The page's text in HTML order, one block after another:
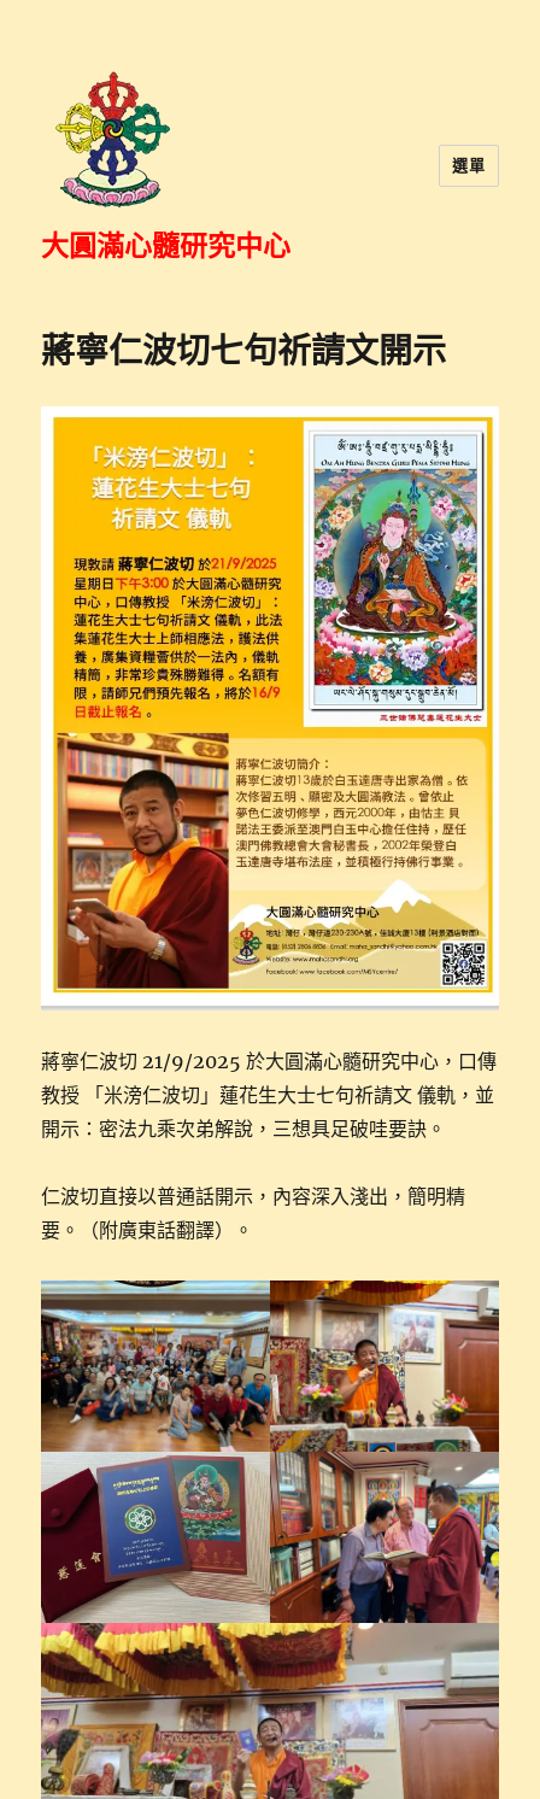
大圓滿心髓研究中心
選單
蔣寧仁波切七句祈請文開示
蔣寧仁波切 21/9/2025 於大圓滿心髓研究中心，口傳
教授 「米滂仁波切」蓮花生大士七句祈請文 儀軌，並
開示：密法九乘次弟解說，三想具足破哇要訣。
仁波切直接以普通話開示，內容深入淺出，簡明精
要。（附廣東話翻譯）。